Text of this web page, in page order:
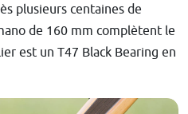
plusieurs centaines de
de 160 mm complètent le
est un T47 Black Bearing en